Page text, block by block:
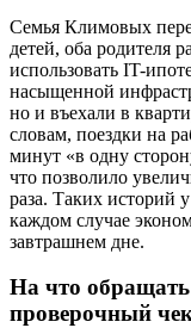
Семья Климовых
детей, оба родителя
использовать IT-
насыщенной
но и въехали в
словам, поездки на
минут «в одну
что позволило
раза. Таких историй
каждом случае
завтрашнем дне.
На что
проверочный